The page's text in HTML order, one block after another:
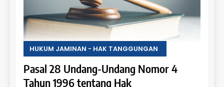
HUKUM JAMINAN - HAK TANGGUNGAN
Pasal 28 Undang-Undang Nomor 4
Tahun 1996 tentang Hak